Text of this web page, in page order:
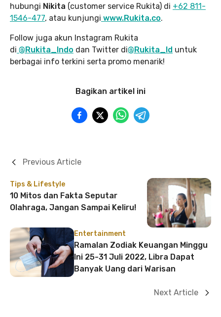
hubungi Nikita (customer service Rukita) di +62 811-
1546-477, atau kunjungi www.Rukita.co.
Follow juga akun Instagram Rukita
di @Rukita_Indo dan Twitter di@Rukita_Id untuk
berbagai info terkini serta promo menarik!
Bagikan artikel ini
Tips & Lifestyle
10 Mitos dan Fakta Seputar
Olahraga, Jangan Sampai Keliru!
Previous Article
Entertainment
Ramalan Zodiak Keuangan Minggu
Ini 25-31 Juli 2022, Libra Dapat
Banyak Uang dari Warisan
Next Article